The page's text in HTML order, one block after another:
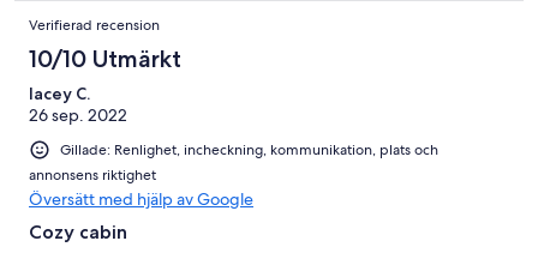
Verifierad recension
10/10 Utmärkt
lacey C.
26 sep. 2022
Gillade: Renlighet, incheckning, kommunikation, plats och
annonsens riktighet
Översätt med hjälp av Google
Cozy cabin